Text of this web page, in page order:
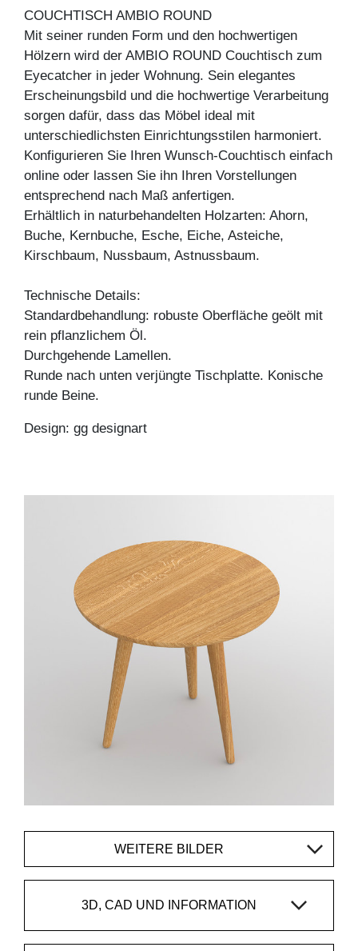
COUCHTISCH AMBIO ROUND
Mit seiner runden Form und den hochwertigen
Hölzern wird der AMBIO ROUND Couchtisch zum
Eyecatcher in jeder Wohnung. Sein elegantes
Erscheinungsbild und die hochwertige Verarbeitung
sorgen dafür, dass das Möbel ideal mit
unterschiedlichsten Einrichtungsstilen harmoniert.
Konfigurieren Sie Ihren Wunsch-Couchtisch einfach
online oder lassen Sie ihn Ihren Vorstellungen
entsprechend nach Maß anfertigen.
Erhältlich in naturbehandelten Holzarten: Ahorn,
Buche, Kernbuche, Esche, Eiche, Asteiche,
Kirschbaum, Nussbaum, Astnussbaum.
Technische Details:
Standardbehandlung: robuste Oberfläche geölt mit
rein pflanzlichem Öl.
Durchgehende Lamellen.
Runde nach unten verjüngte Tischplatte. Konische
runde Beine.
Design: gg designart
WEITERE BILDER
3D, CAD UND INFORMATION